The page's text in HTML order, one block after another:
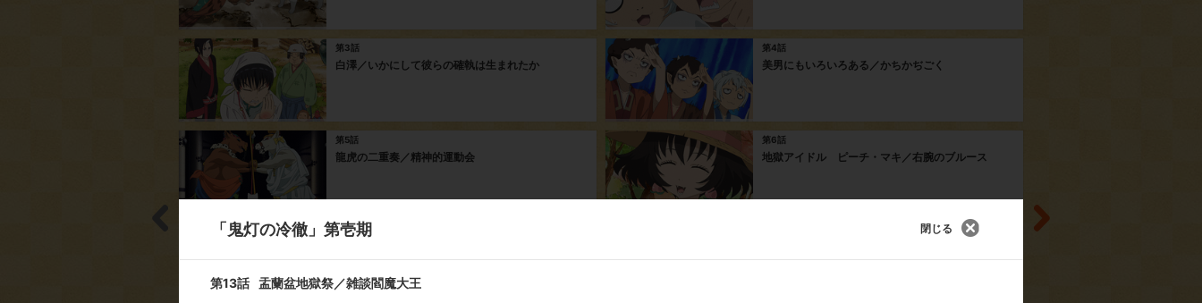
第3話
白澤／いかにして彼らの確執は生まれたか
第4話
美男にもいろいろある／かちかぢごく
第5話
龍虎の二重奏／精神的運動会
第6話
地獄アイドル ピーチ・マキ／右腕のブルース
第7話
「鬼灯の冷徹」第壱期 閉じる
第13話 盂蘭盆地獄祭／雑談閻魔大王